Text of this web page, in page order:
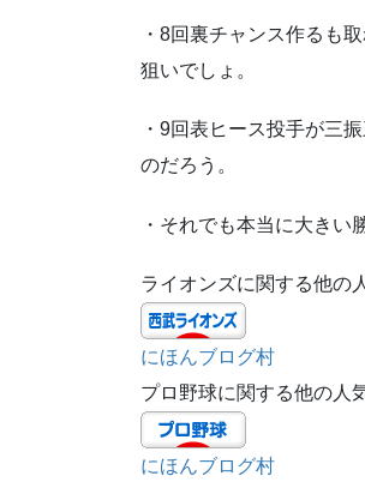
・8回裏チャンス作るも
狙いでしょ。
・9回表ヒース投手が三
のだろう。
・それでも本当に大きい
ライオンズに関する他の
にほんブログ村
プロ野球に関する他の人
にほんブログ村